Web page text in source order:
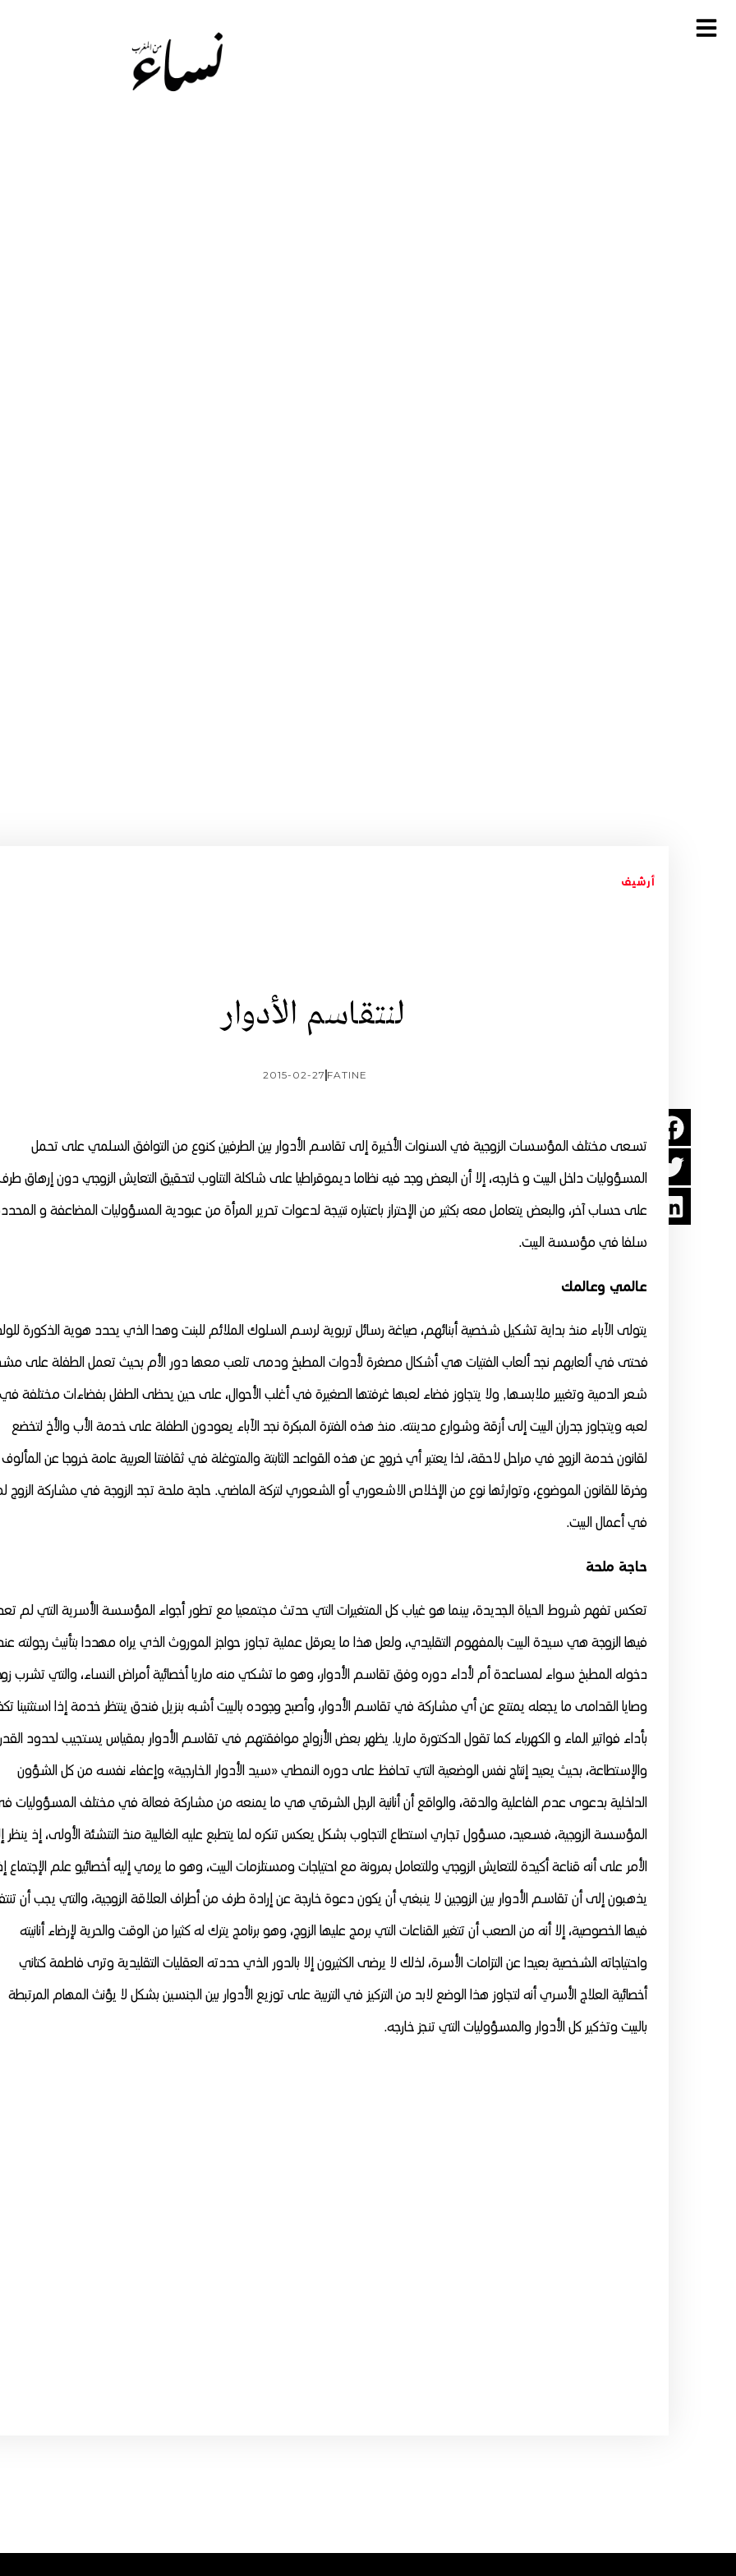
أرشيف
لنتقاسم الأدوار
FATINE
2015-02-27
تسعى مختلف المؤسسات الزوجية في السنوات الأخيرة إلى تقاسم الأدوار بين الطرفين كنوع من التوافق السلمي على تحمل
المسؤوليات داخل البيت و خارجه، إلا أن البعض وجد فيه نظاما ديموقراطيا على شاكلة التناوب لتحقيق التعايش الزوجي دون إرهاق
على حساب آخر، والبعض يتعامل معه بكثير من الإحتراز باعتباره نتيجة لدعوات تحرير المرأة من عبودية المسؤوليات المضاعفة و
سلفا في مؤسسة البيت.
عالمي وعالمك
يتولى الآباء منذ بداية تشكيل شخصية أبنائهم، صياغة رسائل تربوية لرسم السلوك الملائم للبنت وهدا الذي يحدد هوية الذكورة
فحتى في ألعابهم نجد ألعاب الفتيات هي أشكال مصغرة لأدوات المطبخ ودمى تلعب معها دور الأم بحيث تعمل الطفلة على
شعر الدمية وتغيير ملابسها, ولا يتجاوز فضاء لعبها غرفتها الصغيرة في أغلب الأحوال، على حين يحظى الطفل بفضاءات مختلفة في
لعبه ويتجاوز جدران البيت إلى أزقة وشوارع مدينته. منذ هذه الفترة المبكرة نجد الآباء يعودون الطفلة على خدمة الأب والأخ لتخضع
لقانون خدمة الزوج في مراحل لاحقة، لذا يعتبر أي خروج عن هذه القواعد الثابتة والمتوغلة في ثقافتنا العربية عامة خروجا عن المألوف
وخرقا للقانون الموضوع، وتوارثها نوع من الإخلاص الاشعوري أو الشعوري لتركة الماضي. حاجة ملحة تجد الزوجة في مشاركة الزوج
في أعمال البيت.
حاجة ملحة
تعكس تفهم شروط الحياة الجديدة، بينما هو غياب كل المتغيرات التي حدتث مجتمعيا مع تطور أجواء المؤسسة الأسرية التي لم
فيها الزوجة هي سيدة البيت بالمفهوم التقليدي، ولعل هذا ما يعرقل عملية تجاوز حواجز الموروث الذي يراه مهددا بتأنيث رجولته
دخوله المطبخ سواء لمساعدة أم لأداء دوره وفق تقاسم الأدوار، وهو ما تشكي منه ماريا أخصائية أمراض النساء، والتي تشرب
وصايا القدامى ما يجعله يمتنع عن أي مشاركة في تقاسم الأدوار، وأصبح وجوده بالبيت أشبه بنزيل فندق ينتظر خدمة إذا استثنينا
بأداء فواتير الماء و الكهرباء كما تقول الدكتورة ماريا. يظهر بعض الأزواج موافقتهم في تقاسم الأدوار بمقياس يستجيب لحدود
والإستطاعة، بحيث يعيد إنتاج نفس الوضعية التي تحافظ على دوره النمطي «سيد الأدوار الخارجية» وإعفاء نفسه من كل الشؤون
الداخلية بدعوى عدم الفاعلية والدقة، والواقع أن أنانية الرجل الشرقي هي ما يمنعه من مشاركة فعالة في مختلف المسؤوليات
المؤسسة الزوجية، فسعيد، مسؤول تجاري استطاع التجاوب بشكل يعكس تنكره لما يتطبع عليه الغالبية منذ التنشئة الأولى، إذ ينظر
الأمر على أنه قناعة أكيدة للتعايش الزوجي وللتعامل بمرونة مع احتياجات ومستلزمات البيت، وهو ما يرمي إليه أخصائيو علم الإجتماع
يذهبون إلى أن تقاسم الأدوار بين الزوجين لا ينبغي أن يكون دعوة خارجة عن إرادة طرف من أطراف العلاقة الزوجية، والتي يجب أن
فيها الخصوصية، إلا أنه من الصعب أن تتغير القناعات التي برمج عليها الزوج، وهو برنامج يترك له كثيرا من الوقت والحرية لإرضاء أنانيته
واحتياجاته الشخصية بعيدا عن التزامات الأسرة، لذلك لا يرضى الكثيرون إلا بالدور الذي حددته العقليات التقليدية وترى فاطمة كتاني
أخصائية العلاج الأسري أنه لتجاوز هذا الوضع لابد من التركيز في التربية على توزيع الأدوار بين الجنسين بشكل لا يؤنث المهام المرتبطة
بالبيت وتذكير كل الأدوار والمسؤوليات التي تنجز خارجه.